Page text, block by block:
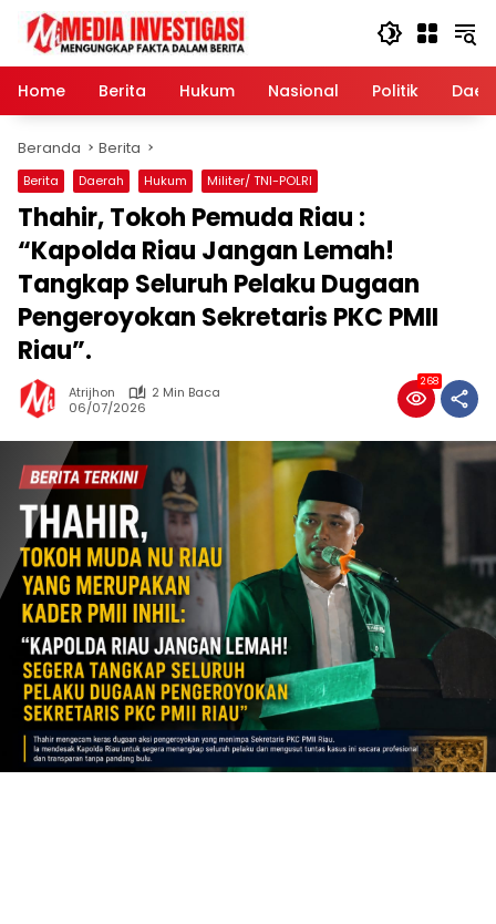
Langsung
konten
Home
Berita Hukum Nasional Politik
Beranda Berita
Berita Daerah Hukum Militer/ TNI-POLRI
Thahir, Tokoh Pemuda Riau :
“Kapolda Riau Jangan Lemah!
Tangkap Seluruh Pelaku Dugaan
Pengeroyokan Sekretaris PKC PMII
Riau”.
Atrijhon
2 Min Baca
06/07/2026
268